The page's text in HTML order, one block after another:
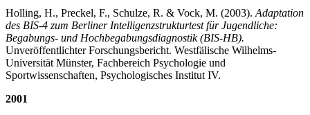
Holling, H., Preckel, F., Schulze, R. & Vock, M. (2003). Adaptation
des BIS-4 zum Berliner Intelligenzstrukturtest für Jugendliche:
Begabungs- und Hochbegabungsdiagnostik (BIS-HB).
Unveröffentlichter Forschungsbericht. Westfälische Wilhelms-
Universität Münster, Fachbereich Psychologie und
Sportwissenschaften, Psychologisches Institut IV.
2001